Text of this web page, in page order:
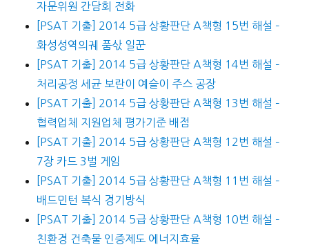
자문위원 간담회 전화
[PSAT 기출] 2014 5급 상황판단 A책형 15번 해설 –
화성성역의궤 품삯 일꾼
[PSAT 기출] 2014 5급 상황판단 A책형 14번 해설 –
처리공정 세균 보란이 예슬이 주스 공장
[PSAT 기출] 2014 5급 상황판단 A책형 13번 해설 –
협력업체 지원업체 평가기준 배점
[PSAT 기출] 2014 5급 상황판단 A책형 12번 해설 –
7장 카드 3벌 게임
[PSAT 기출] 2014 5급 상황판단 A책형 11번 해설 –
배드민턴 복식 경기방식
[PSAT 기출] 2014 5급 상황판단 A책형 10번 해설 –
친환경 건축물 인증제도 에너지효율